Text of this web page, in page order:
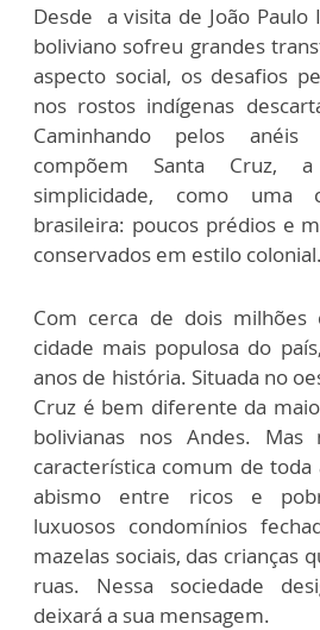
Desde a visita de João Paulo
boliviano sofreu grandes
aspecto social, os desafios
nos rostos indígenas
Caminhando pelos anéis
compõem Santa Cruz,
simplicidade, como uma
brasileira: poucos prédios e
conservados em estilo colonial.
Com cerca de dois milhões
cidade mais populosa do
anos de história. Situada no
Cruz é bem diferente da
bolivianas nos Andes. Mas
característica comum de
abismo entre ricos e
luxuosos condomínios
mazelas sociais, das crianças
ruas. Nessa sociedade
deixará a sua mensagem.